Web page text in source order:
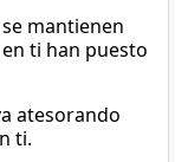
mantienen
ti han puesto
atesorando
ti.